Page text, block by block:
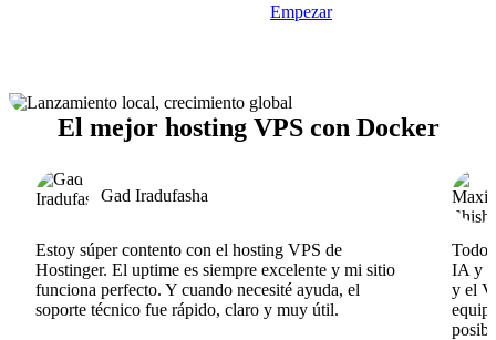
Empezar
El mejor hosting VPS con Docker
Gad Iradufasha
Estoy súper contento con el hosting VPS de
Hostinger. El uptime es siempre excelente y mi sitio
funciona perfecto. Y cuando necesité ayuda, el
soporte técnico fue rápido, claro y muy útil.
Todo
IA y
y el